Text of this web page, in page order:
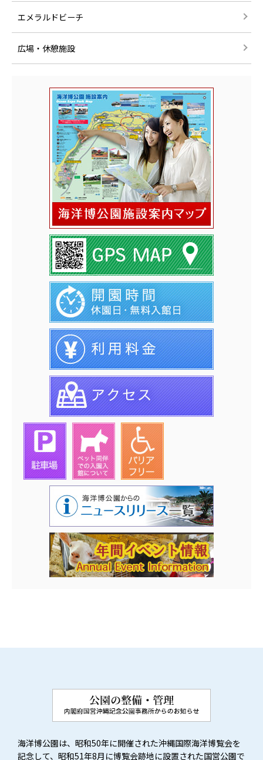
エメラルドビーチ
広場・休憩施設
海洋博公園は、昭和50年に開催された沖縄国際海洋博覧会を
記念して、昭和51年8月に博覧会跡地に設置された国営公園で